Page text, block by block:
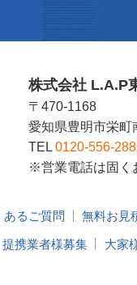
株式会社 L.A.P
〒470-1168
愛知県豊明市栄町
TEL0120-556-288
※営業電話は固く
あるご質問 無料お見
提携業者様募集 大家